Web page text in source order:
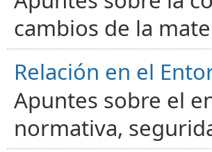
cambios de la
Relación en el
Apuntes sobre el
normativa,